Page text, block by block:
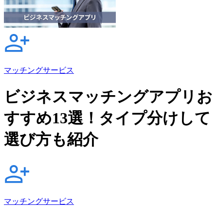
マッチングサービス
ビジネスマッチングアプリお
すすめ13選！タイプ分けして
選び方も紹介
マッチングサービス